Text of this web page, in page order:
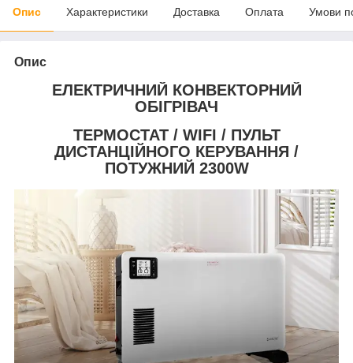
Опис Характеристики Доставка Оплата Умови
Опис
ЕЛЕКТРИЧНИЙ КОНВЕКТОРНИЙ
ОБІГРІВАЧ
ТЕРМОСТАТ / WIFI / ПУЛЬТ
ДИСТАНЦІЙНОГО КЕРУВАННЯ /
ПОТУЖНИЙ 2300W